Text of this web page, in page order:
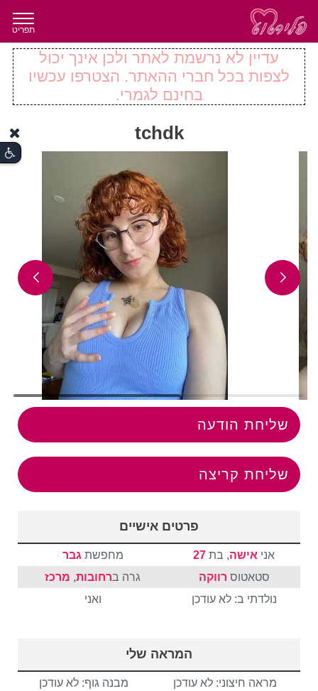
תפריט
עדיין לא נרשמת לאתר ולכן אינך יכול
לצפות בכל חברי ההאתר. הצטרפו עכשיו
בחינם לגמרי.
tchdk
שליחת הודעה
שליחת קריצה
פרטים אישיים
אני אישה, בת 27 מחפשת גבר
סטאטוס רווקה גרה ברחובות, מרכז
נולדתי ב: לא עודכן
ואני
המראה שלי
מראה חיצוני: לא עודכן
מבנה גוף: לא עודכן